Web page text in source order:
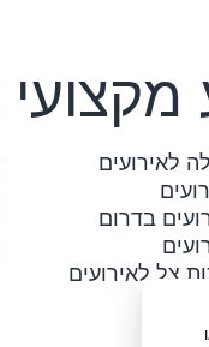
מקצועי
לאירועים
בדרום
צל לאירועים